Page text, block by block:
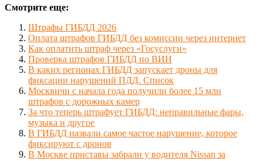
Смотрите еще:
Штрафы ГИБДД 2026
Оплата штрафов ГИБДД без комиссии через интернет
Как оплатить штраф через «Госуслуги»
Проверка штрафов ГИБДД по ВИН
В каких регионах ГИБДД запускает дроны для
фиксации нарушений ПДД. Список
Москвичи с начала года получили более 15 млн
штрафов с дорожных камер
За что теперь штрафует ГИБДД: неправильные фары,
музыка и другое
В ГИБДД назвали самое частое нарушение, которое
фиксируют с дронов
В Москве приставы забрали у водителя Nissan за